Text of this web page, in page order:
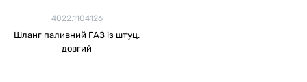
4022.1104126
Шланг паливний ГАЗ із штуц.
довгий